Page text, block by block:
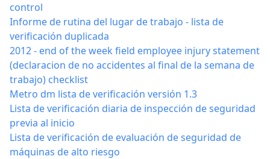
control
Informe de rutina del lugar de trabajo - lista de
verificación duplicada
2012 - end of the week field employee injury statement
(declaracion de no accidentes al final de la semana de
trabajo) checklist
Metro dm lista de verificación versión 1.3
Lista de verificación diaria de inspección de seguridad
previa al inicio
Lista de verificación de evaluación de seguridad de
máquinas de alto riesgo